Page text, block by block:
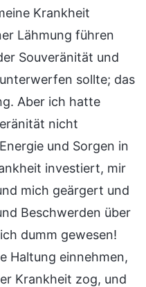
Krankheit
Lähmung führen
Souveränität und
sollte; das
Aber ich hatte
nicht
und Sorgen in
investiert, mir
mich geärgert und
Beschwerden über
dumm gewesen!
Haltung einnehmen,
Krankheit zog, und